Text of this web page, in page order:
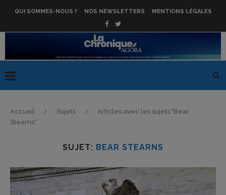
QUI SOMMES-NOUS ? NOS NEWSLETTERS MENTIONS LÉGALES
Accueil Sujets
Articles avec les sujets "Bear
Stearns"
SUJET: BEAR STEARNS